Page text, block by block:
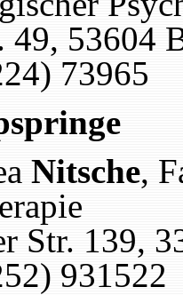
49, 53604
73965
Nitsche,
Str. 139,
931522